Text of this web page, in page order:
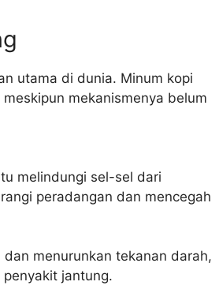
utama di dunia. Minum kopi
mekanismenya belum
melindungi sel-sel dari
peradangan dan mencegah
menurunkan tekanan darah,
jantung.